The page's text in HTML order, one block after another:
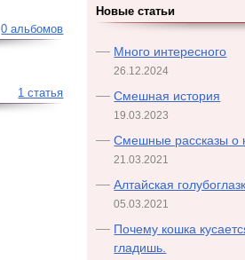
0 альбомов
1 статья
Новые статьи
Много интересного
26.12.2024
Смешная история
19.03.2023
Смешные рассказы о
21.03.2021
Алтайская
05.03.2021
Почему кошка
гладишь.